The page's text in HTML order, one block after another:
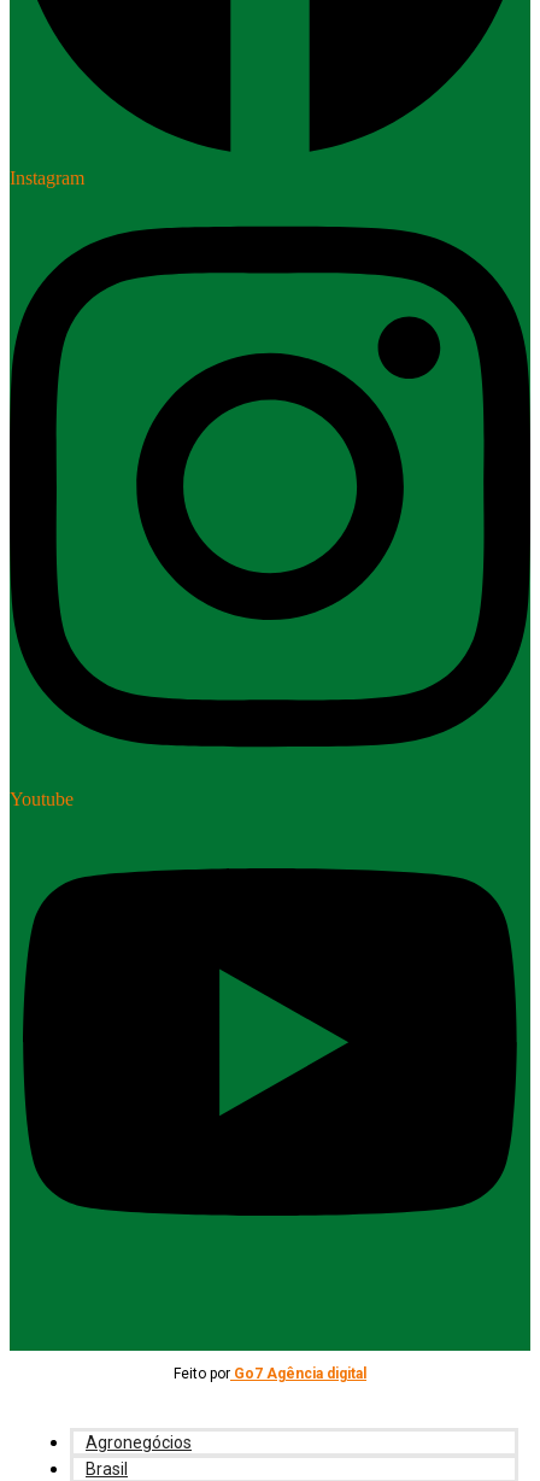
Instagram
Youtube
Feito por Go7 Agência digital
Agronegócios
Brasil